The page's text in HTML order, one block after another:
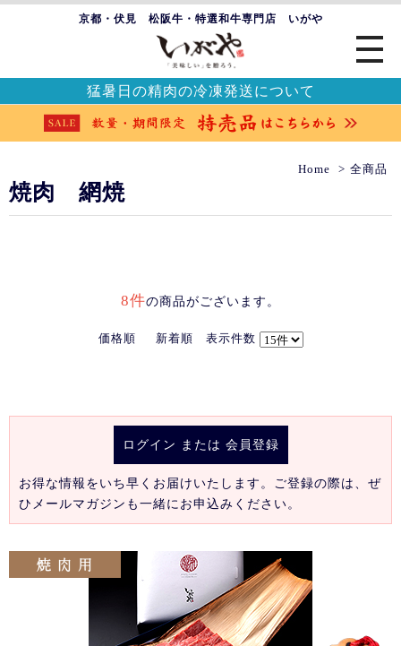
京都・伏見 松阪牛・特選和牛専門店 いがや
猛暑日の精肉の冷凍発送について
Home 全商品
焼肉 網焼
8件の商品がございます。
価格順 新着順 表示件数
ログイン または 会員登録
お得な情報をいち早くお届けいたします。ご登録の際は、ぜ
ひメールマガジンも一緒にお申込みください。